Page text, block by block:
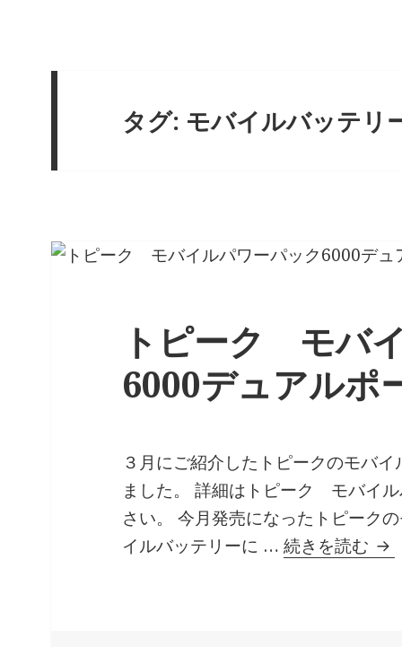
タグ: モバイルバッテリ
トピーク モバ
6000デュアルポ
３月にご紹介したトピークのモバ
ました。 詳細はトピーク モバイ
さい。 今月発売になったトピーク
イルバッテリーに …続きを読む ト